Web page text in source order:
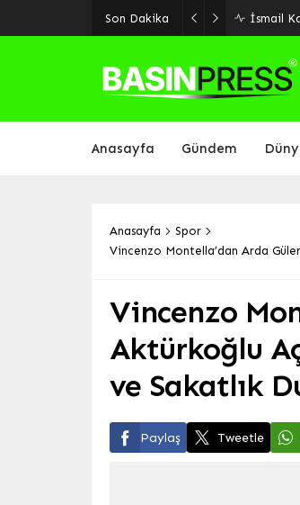
Son Dakika
Yolu
Anasayfa Gündem
Anasayfa
Spor
Vincenzo Montella’dan Arda
Vincenzo
Aktürkoğlu
ve Sakatlık
Paylaş Tweetle